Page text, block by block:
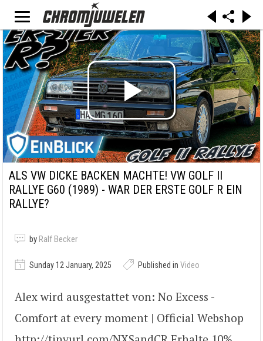
ALS VW DICKE BACKEN MACHTE! VW GOLF II
RALLYE G60 (1989) - WAR DER ERSTE GOLF R EIN
RALLYE?
by Ralf Becker
Sunday 12 January, 2025 Published in Video
Alex wird ausgestattet von: No Excess -
Comfort at every moment | Official Webshop